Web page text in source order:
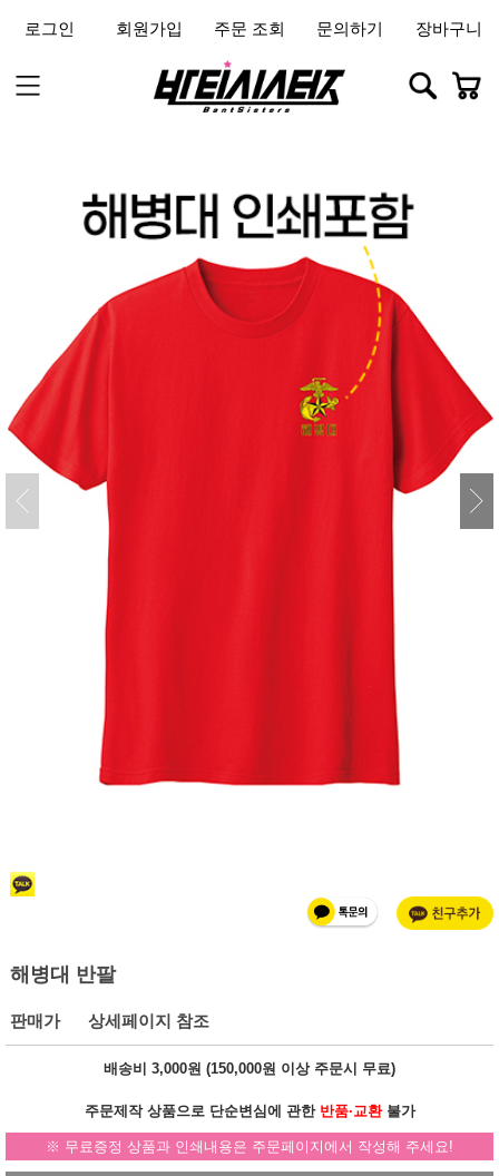
로그인 회원가입 주문 조회 문의하기 장바구니
해병대 반팔
판매가 상세페이지 참조
배송비 3,000원 (150,000원 이상 주문시 무료)
주문제작 상품으로 단순변심에 관한 반품·교환불가
※ 무료증정 상품과 인쇄내용은 주문페이지에서 작성해 주세요!